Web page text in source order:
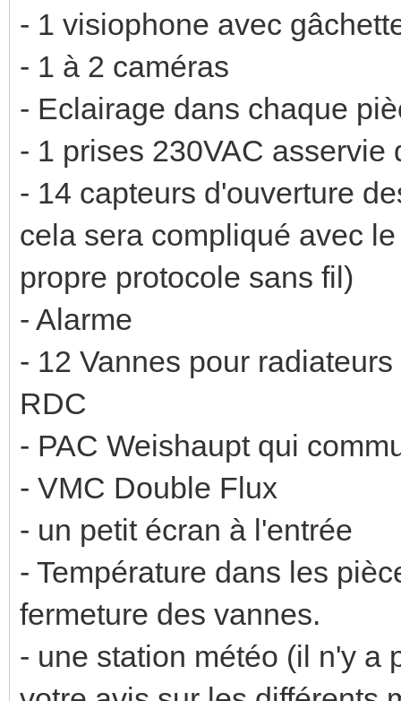
- 1 visiophone avec
- 1 à 2 caméras
- Eclairage dans chaque
- 1 prises 230VAC asservie
- 14 capteurs d'ouverture
cela sera compliqué avec
propre protocole sans fil)
- Alarme
- 12 Vannes pour
RDC
- PAC Weishaupt qui
- VMC Double Flux
- un petit écran à l'entrée
- Température dans les
fermeture des vannes.
- une station météo (il n'y a